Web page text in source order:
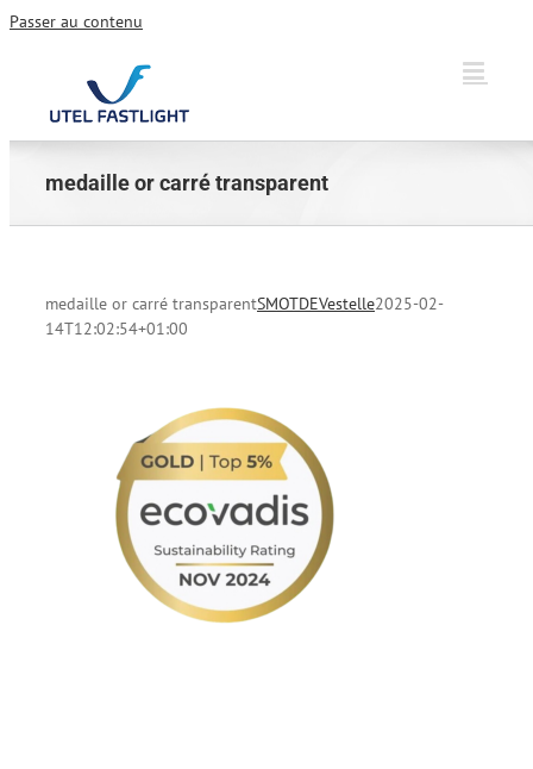
Passer au contenu
medaille or carré transparent
medaille or carré transparentSMOTDEVestelle2025-02-
14T12:02:54+01:00